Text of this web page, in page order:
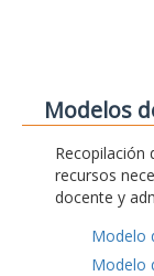
Modelos
Recopilación
recursos
docente y
Modelo
Modelo